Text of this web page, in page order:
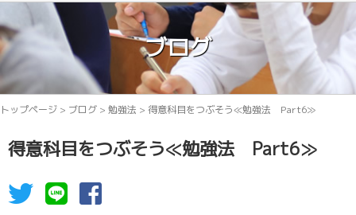
ブログ
トップページ > ブログ > 勉強法 > 得意科目をつぶそう≪勉強法 Part6≫
得意科目をつぶそう≪勉強法 Part6≫